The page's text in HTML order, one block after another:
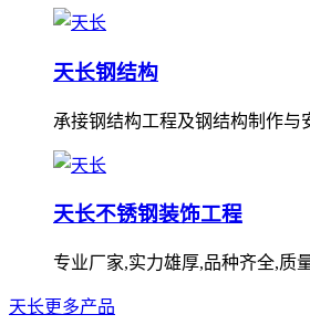
天长钢结构
承接钢结构工程及钢结构制作与
天长不锈钢装饰工程
专业厂家,实力雄厚,品种齐全,质
天长更多产品